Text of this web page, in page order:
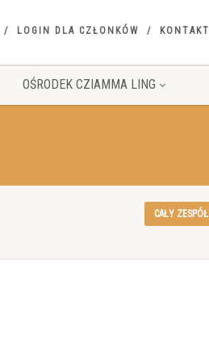
LOGIN DLA CZŁONKÓW KONTAKT
OŚRODEK CZIAMMA LING
CAŁY ZESPÓŁ